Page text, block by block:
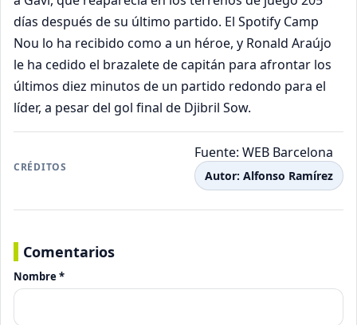
días después de su último partido. El Spotify Camp
Nou lo ha recibido como a un héroe, y Ronald Araújo
le ha cedido el brazalete de capitán para afrontar los
últimos diez minutos de un partido redondo para el
líder, a pesar del gol final de Djibril Sow.
CRÉDITOS
Fuente: WEB Barcelona
Autor: Alfonso Ramírez
Comentarios
Nombre *